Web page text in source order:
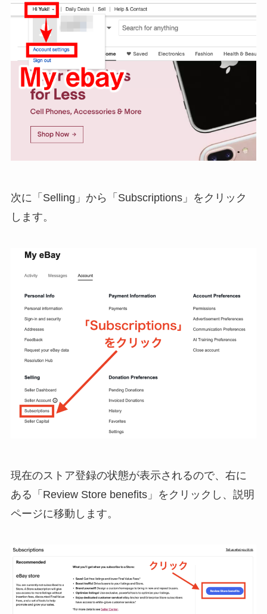
次に「Selling」から「Subscriptions」をクリック
します。
現在のストア登録の状態が表示されるので、右に
ある「Review Store benefits」をクリックし、説明
ページに移動します。